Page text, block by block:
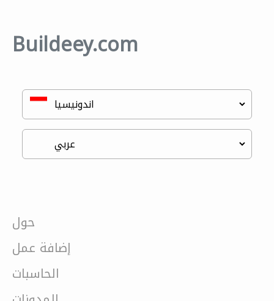
Buildeey.com
حول
إضافة عمل
الحاسبات